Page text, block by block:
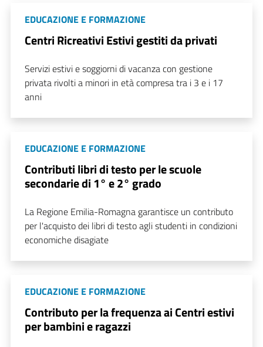
EDUCAZIONE E FORMAZIONE
Centri Ricreativi Estivi gestiti da privati
Servizi estivi e soggiorni di vacanza con gestione
privata rivolti a minori in età compresa tra i 3 e i 17
anni
EDUCAZIONE E FORMAZIONE
Contributi libri di testo per le scuole
secondarie di 1° e 2° grado
La Regione Emilia-Romagna garantisce un contributo
per l'acquisto dei libri di testo agli studenti in condizioni
economiche disagiate
EDUCAZIONE E FORMAZIONE
Contributo per la frequenza ai Centri estivi
per bambini e ragazzi